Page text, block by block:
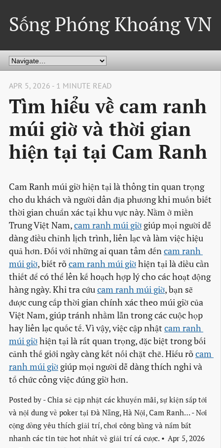
Sống Phóng Khoáng VN
APR 5, 2026 - 1 MINUTE READ
Tìm hiểu về cam ranh
múi giờ và thời gian
hiện tại tại Cam Ranh
Cam Ranh múi giờ hiện tại là thông tin quan trọng
cho du khách và người dân địa phương khi muốn biết
thời gian chuẩn xác tại khu vực này. Nằm ở miền
Trung Việt Nam,cam ranh múi giờ giúp mọi người dễ
dàng điều chỉnh lịch trình, liên lạc và làm việc hiệu
quả hơn. Đối với những ai quan tâm đếncam ranh
múi giờ, biết rõcam ranh múi giờhiện tại là điều cần
thiết để có thể lên kế hoạch hợp lý cho các hoạt động
hàng ngày. Khi tra cứucam ranh múi giờ, bạn sẽ
được cung cấp thời gian chính xác theo múi giờ của
Việt Nam, giúp tránh nhầm lẫn trong các cuộc họp
hay liên lạc quốc tế. Vì vậy, việc cập nhật cam ranh
múi giờhiện tại là rất quan trọng, đặc biệt trong bối
cảnh thế giới ngày càng kết nối chặt chẽ. Hiểu rõcam
ranh múi giờ giúp mọi người dễ dàng thích nghi và
tổ chức công việc đúng giờ hơn.
Posted by - Chia sẻ cập nhật các khuyến mãi, sự kiện sắp tới
và nội dung về poker tại Đà Nẵng, Hà Nội, Cam Ranh… - Nơi
cộng đồng yêu thích giải trí, chơi công bằng và nắm bắt
nhanh các tin tức hot nhất về giải trí cá cược.
Apr 5, 2026